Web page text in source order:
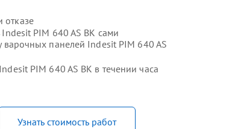
отказе
PIM 640 AS BK сами
панелей Indesit PIM 640 AS
PIM 640 AS BK в течении часа
Узнать стоимость работ